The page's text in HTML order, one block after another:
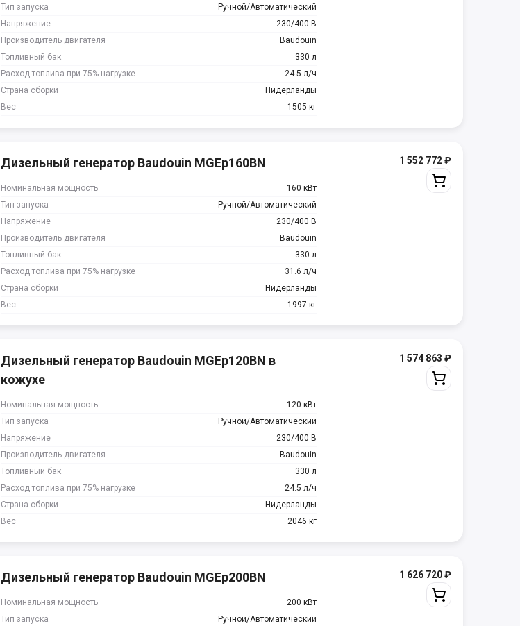
Тип запуска
Ручной/Автоматический
Напряжение
230/400 В
Производитель двигателя
Baudouin
Топливный бак
330 л
Расход топлива при 75% нагрузке
24.5 л/ч
Страна сборки
Нидерланды
Вес
1505 кг
Дизельный генератор Baudouin MGEp160BN
Номинальная мощность
160 кВт
Тип запуска
Ручной/Автоматический
Напряжение
230/400 В
Производитель двигателя
Baudouin
Топливный бак
330 л
Расход топлива при 75% нагрузке
31.6 л/ч
Страна сборки
Нидерланды
Вес
1997 кг
1 552 772₽
Дизельный генератор Baudouin MGEp120BN в
кожухе
Номинальная мощность
120 кВт
Тип запуска
Ручной/Автоматический
Напряжение
230/400 В
Производитель двигателя
Baudouin
Топливный бак
330 л
Расход топлива при 75% нагрузке
24.5 л/ч
Страна сборки
Нидерланды
Вес
2046 кг
1 574 863 ₽
Дизельный генератор Baudouin MGEp200BN
Номинальная мощность
200 кВт
Тип запуска
Ручной/Автоматический
1 626 720₽